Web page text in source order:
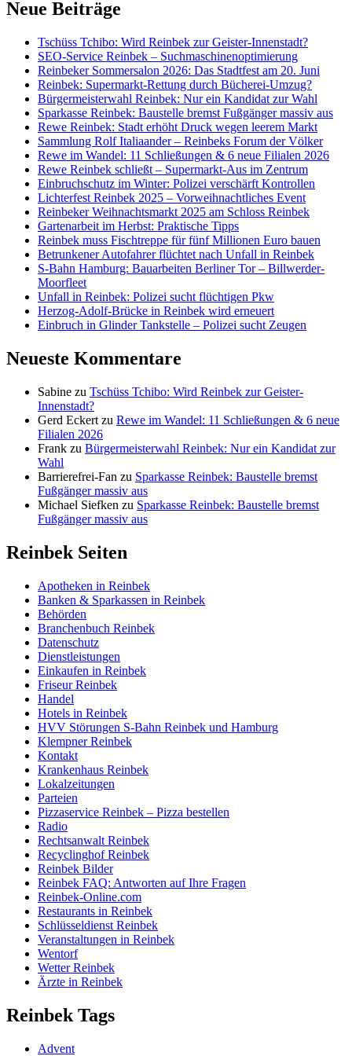
Neue Beiträge
Tschüss Tchibo: Wird Reinbek zur Geister-Innenstadt?
SEO-Service Reinbek – Suchmaschinenoptimierung
Reinbeker Sommersalon 2026: Das Stadtfest am 20. Juni
Reinbek: Supermarkt-Rettung durch Bücherei-Umzug?
Bürgermeisterwahl Reinbek: Nur ein Kandidat zur Wahl
Sparkasse Reinbek: Baustelle bremst Fußgänger massiv aus
Rewe Reinbek: Stadt erhöht Druck wegen leerem Markt
Sammlung Rolf Italiaander – Reinbeks Forum der Völker
Rewe im Wandel: 11 Schließungen & 6 neue Filialen 2026
Rewe Reinbek schließt – Supermarkt-Aus im Zentrum
Einbruchschutz im Winter: Polizei verschärft Kontrollen
Lichterfest Reinbek 2025 – Vorweihnachtliches Event
Reinbeker Weihnachtsmarkt 2025 am Schloss Reinbek
Gartenarbeit im Herbst: Praktische Tipps
Reinbek muss Fischtreppe für fünf Millionen Euro bauen
Betrunkener Autofahrer flüchtet nach Unfall in Reinbek
S-Bahn Hamburg: Bauarbeiten Berliner Tor – Billwerder-
Moorfleet
Unfall in Reinbek: Polizei sucht flüchtigen Pkw
Herzog-Adolf-Brücke in Reinbek wird erneuert
Einbruch in Glinder Tankstelle – Polizei sucht Zeugen
Neueste Kommentare
Sabine zu Tschüss Tchibo: Wird Reinbek zur Geister-
Innenstadt?
Gerd Eckert zu Rewe im Wandel: 11 Schließungen & 6 neue
Filialen 2026
Frank zu Bürgermeisterwahl Reinbek: Nur ein Kandidat zur
Wahl
Barrierefrei-Fan zu Sparkasse Reinbek: Baustelle bremst
Fußgänger massiv aus
Michael Siefken zu Sparkasse Reinbek: Baustelle bremst
Fußgänger massiv aus
Reinbek Seiten
Apotheken in Reinbek
Banken & Sparkassen in Reinbek
Behörden
Branchenbuch Reinbek
Datenschutz
Dienstleistungen
Einkaufen in Reinbek
Friseur Reinbek
Handel
Hotels in Reinbek
HVV Störungen S-Bahn Reinbek und Hamburg
Klempner Reinbek
Kontakt
Krankenhaus Reinbek
Lokalzeitungen
Parteien
Pizzaservice Reinbek – Pizza bestellen
Radio
Rechtsanwalt Reinbek
Recyclinghof Reinbek
Reinbek Bilder
Reinbek FAQ: Antworten auf Ihre Fragen
Reinbek-Online.com
Restaurants in Reinbek
Schlüsseldienst Reinbek
Veranstaltungen in Reinbek
Wentorf
Wetter Reinbek
Ärzte in Reinbek
Reinbek Tags
Advent